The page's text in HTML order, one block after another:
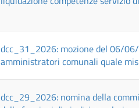
dcc_31_2026: mozione del 06/
amministratori comunali quale
dcc_29_2026: nomina della